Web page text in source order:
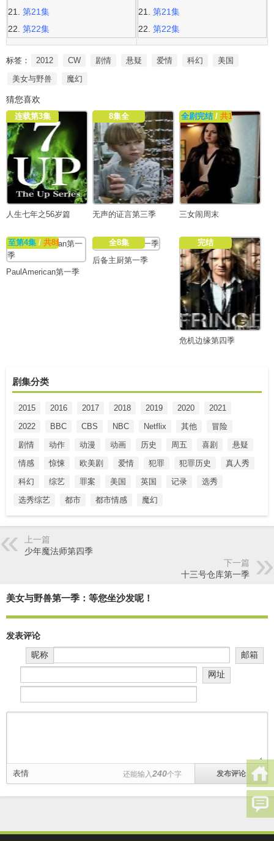
第21集
第22集
第21集
第22集
标签： 2012 CW 剧情 悬疑 爱情 科幻
美国
美女与野兽
魔幻
猜您喜欢
连载第3集
人生七年之56岁篇
8集全
无声的证言第三季
全剧完结/ 共17集
三女闹周末
至第4集 / 共8集
PaulAmerican第一季
全8集
后备主厨第一季
完结
危机边缘第四季
剧集分类
2015 2016 2017 2018 2019 2020
2021
2022
BBC CBS NBC Netflix 其他
冒险
剧情
动作 动漫 动画 历史 周五 喜剧
悬疑
情感
惊悚 欧美剧 爱情 犯罪 犯罪历史
真人秀
科幻
综艺 罪案 美国 英国 记录
选秀
选秀综艺
都市 都市情感 魔幻
上一篇
少年魔法师第四季
下一篇
十三号仓库第一季
美女与野兽第一季：等您坐沙发呢！
发表评论
昵称
邮箱
网址
表情 还能输入240个字